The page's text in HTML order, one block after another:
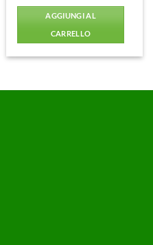
AGGIUNGI AL
CARRELLO